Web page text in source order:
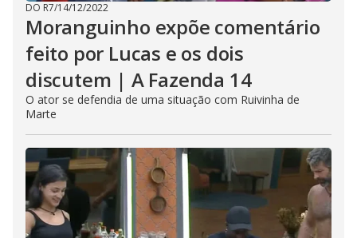
DO R7/14/12/2022
Moranguinho expõe comentário
feito por Lucas e os dois
discutem | A Fazenda 14
O ator se defendia de uma situação com Ruivinha de
Marte